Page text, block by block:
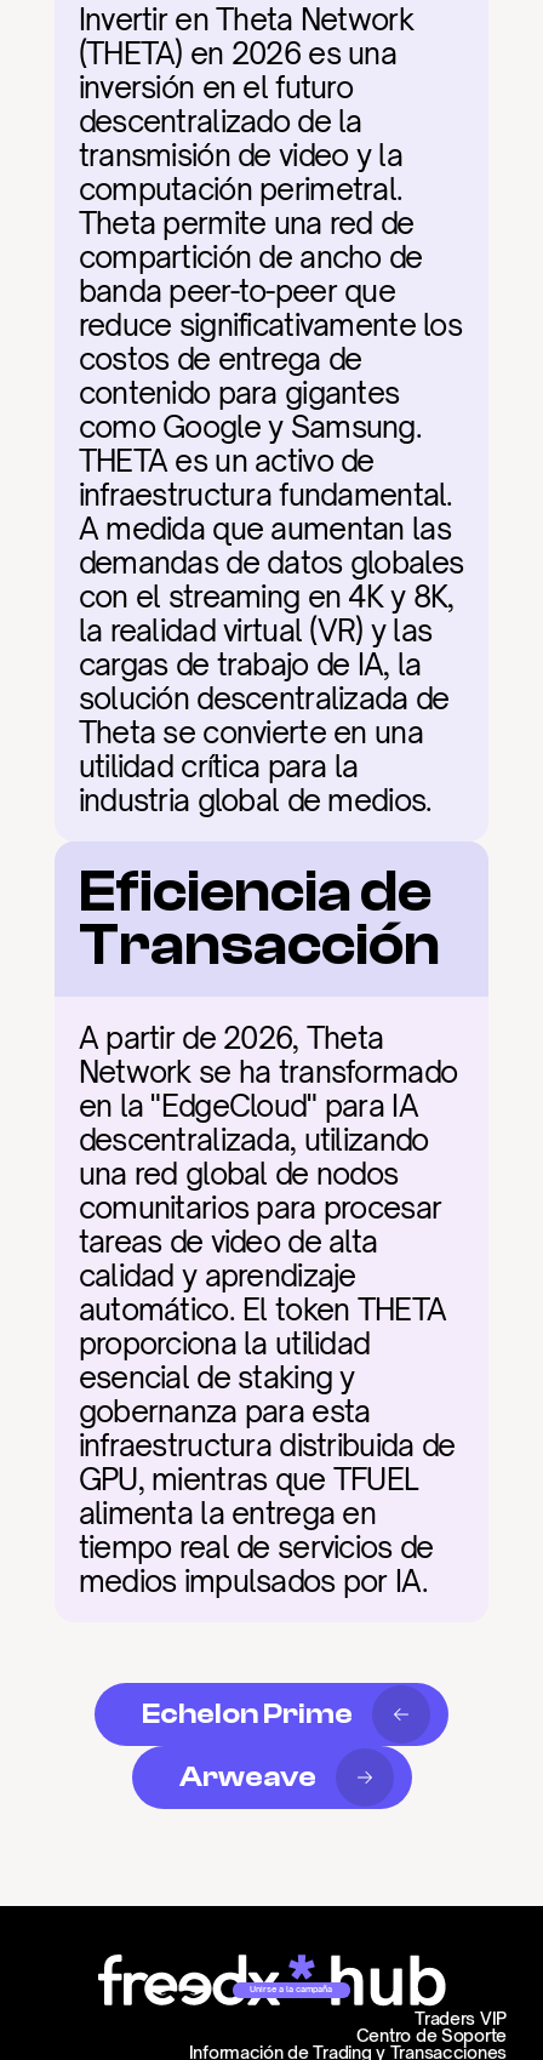
Invertir en Theta Network
(THETA) en 2026 es una
inversión en el futuro
descentralizado de la
transmisión de video y la
computación perimetral.
Theta permite una red de
compartición de ancho de
banda peer-to-peer que
reduce significativamente los
costos de entrega de
contenido para gigantes
como Google y Samsung.
THETA es un activo de
infraestructura fundamental.
A medida que aumentan las
demandas de datos globales
con el streaming en 4K y 8K,
la realidad virtual (VR) y las
cargas de trabajo de IA, la
solución descentralizada de
Theta se convierte en una
utilidad crítica para la
industria global de medios.
Eficiencia de
Transacción
A partir de 2026, Theta
Network se ha transformado
en la "EdgeCloud" para IA
descentralizada, utilizando
una red global de nodos
comunitarios para procesar
tareas de video de alta
calidad y aprendizaje
automático. El token THETA
proporciona la utilidad
esencial de staking y
gobernanza para esta
infraestructura distribuida de
GPU, mientras que TFUEL
alimenta la entrega en
tiempo real de servicios de
medios impulsados por IA.
Echelon Prime
Arweave
Unirse a la campaña
Centro de Soporte
Información de Trading y Transacciones
Traders VIP